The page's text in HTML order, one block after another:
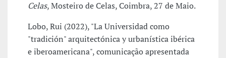
Celas, Mosteiro de Celas, Coimbra, 27 de Maio.
Lobo, Rui (2022), "La Universidad como
"tradición" arquitectónica y urbanística ibérica
e iberoamericana", comunicação apresentada